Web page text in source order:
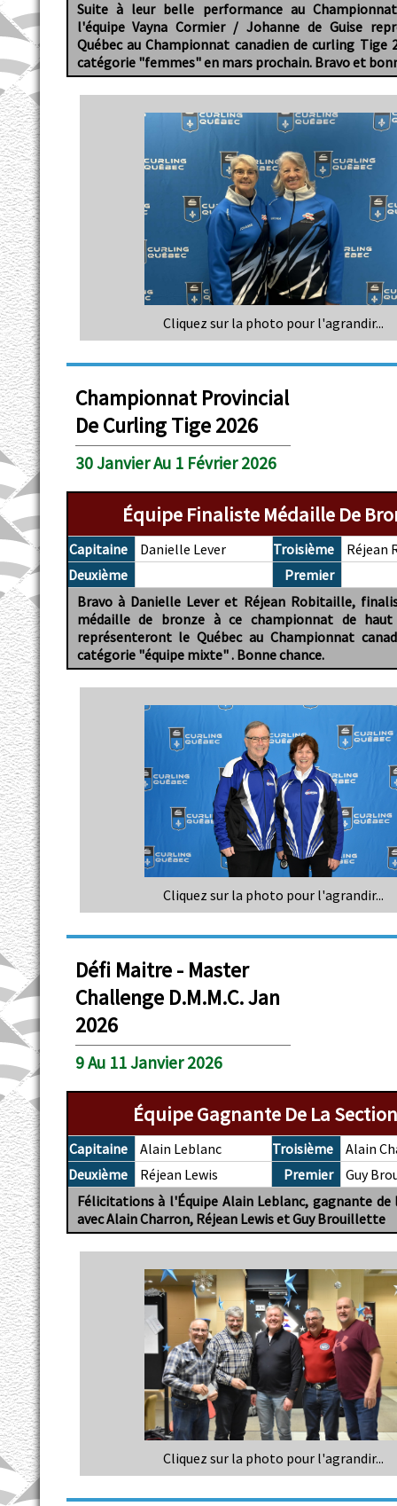
Suite à leur belle performance au
l'équipe Vayna Cormier / Johanne de Guise
Québec au Championnat canadien de curling Tige
catégorie "femmes" en mars prochain. Bravo et
Cliquez sur la photo pour l'agrandir...
Championnat Provincial
De Curling Tige 2026
30 Janvier Au 1 Février 2026
Équipe Finaliste Médaille De
Capitaine Danielle Lever Troisième
Réjean
Deuxième
Premier
Bravo à Danielle Lever et Réjean Robitaille,
médaille de bronze à ce championnat de
représenteront le Québec au Championnat
catégorie "équipe mixte" . Bonne chance.
Cliquez sur la photo pour l'agrandir...
Défi Maitre - Master
Challenge D.M.M.C. Jan
2026
9 Au 11 Janvier 2026
Équipe Gagnante De La
Capitaine Alain Leblanc Troisième
Alain
Deuxième
Réjean Lewis Premier
Guy
Félicitations à l'Équipe Alain Leblanc, gagnante de
avec Alain Charron, Réjean Lewis et Guy Brouillette
Cliquez sur la photo pour l'agrandir...